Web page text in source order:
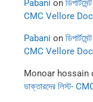
Pabani on
CMC Vellore
Pabani on
CMC Vellore
Monoar hossain
ডাক্তারদের লিস্ট-